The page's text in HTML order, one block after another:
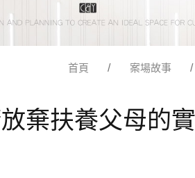
首頁 案場故事
棄扶養父母的